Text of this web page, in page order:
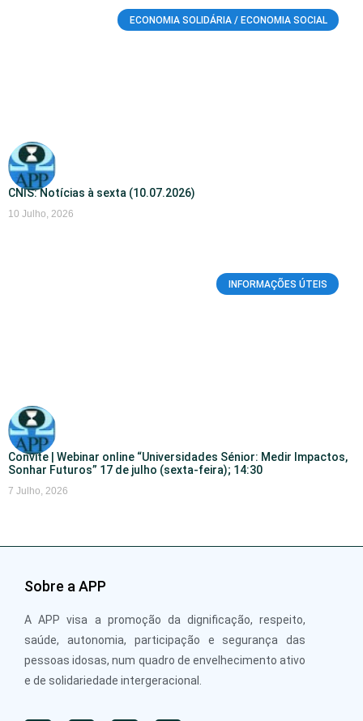
ECONOMIA SOLIDÁRIA / ECONOMIA SOCIAL
CNIS: Notícias à sexta (10.07.2026)
10 Julho, 2026
INFORMAÇÕES ÚTEIS
Convite | Webinar online “Universidades Sénior: Medir Impactos,
Sonhar Futuros” 17 de julho (sexta-feira); 14:30
7 Julho, 2026
Sobre a APP
A APP visa a promoção da dignificação, respeito,
saúde, autonomia, participação e segurança das
pessoas idosas, num quadro de envelhecimento ativo
e de solidariedade intergeracional.